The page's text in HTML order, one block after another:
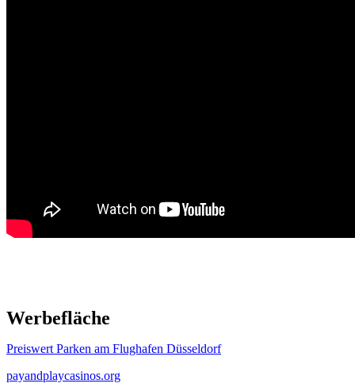
Werbefläche
Preiswert Parken am Flughafen Düsseldorf
payandplaycasinos.org